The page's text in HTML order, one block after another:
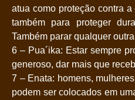
atua como proteção contra
também para proteger
Também parar qualquer
6 – Pua´ika: Estar sempre
generoso, dar mais que
7 – Enata: homens,
podem ser colocados em